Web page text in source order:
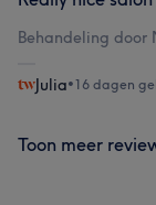
Behandeling door
Julia•16 dagen
Toon meer